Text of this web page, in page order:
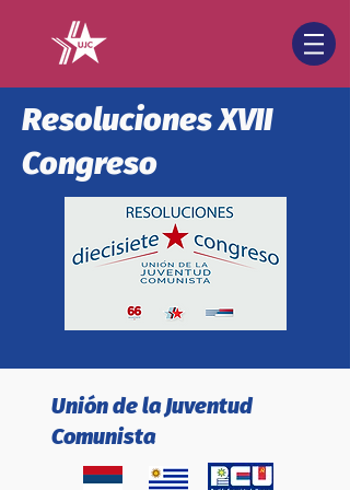
Resoluciones XVII
Congreso
Unión de la Juventud
Comunista